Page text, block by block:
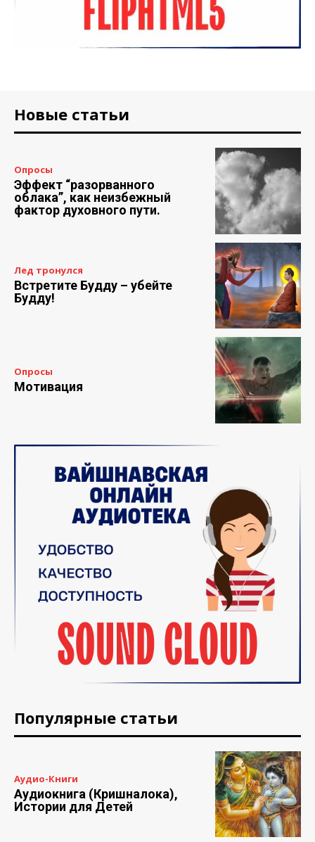
Новые статьи
Опросы
Эффект “разорванного
облака”, как неизбежный
фактор духовного пути.
Лед тронулся
Встретите Будду – убейте
Будду!
Опросы
Мотивация
Популярные статьи
Аудио-Книги
Аудиокнига (Кришналока),
Истории для Детей